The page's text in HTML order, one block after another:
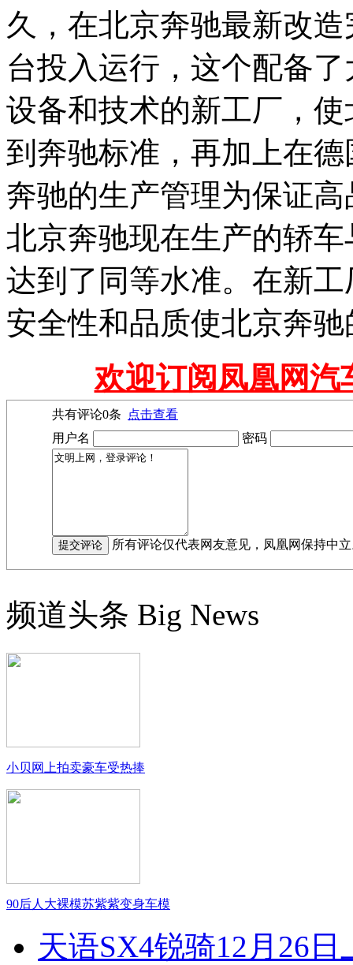
久，在北京奔驰最新改
台投入运行，这个配备
设备和技术的新工厂，
到奔驰标准，再加上在
奔驰的生产管理为保证
北京奔驰现在生产的轿
达到了同等水准。在新
安全性和品质使北京奔
欢迎订阅凤凰网汽
共有评论0条
点击查看
用户名
密码
所有评论仅代表网友意见，凤凰网保持中
频道头条 Big News
小贝网上拍卖豪车受热捧
90后人大裸模苏紫紫变身车模
天语SX4锐骑12月26